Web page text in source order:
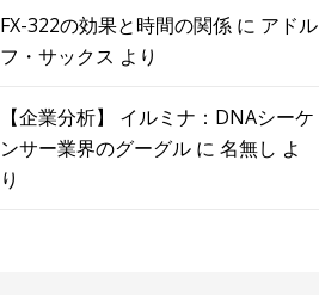
FX-322の効果と時間の関係 に アドル
フ・サックス より
【企業分析】 イルミナ：DNAシーケ
ンサー業界のグーグル に名無し よ
り